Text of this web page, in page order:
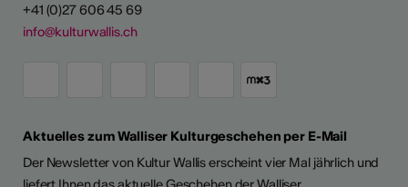
+41 (0)27 606 45 69
info@kulturwallis.ch
Aktuelles zum Walliser Kulturgeschehen per E-Mail
Der Newsletter von Kultur Wallis erscheint vier Mal jährlich und